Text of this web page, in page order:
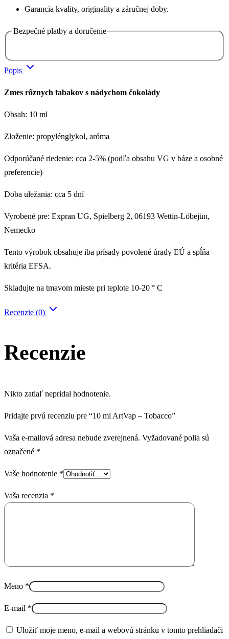
Garancia kvality, originality a záručnej doby.
Bezpečné platby a doručenie
Popis
Zmes rôznych tabakov s nádychom čokolády
Obsah: 10 ml
Zloženie: propylénglykol, aróma
Odporúčané riedenie: cca 2-5% (podľa obsahu VG v báze a osobné
preferencie)
Doba uležania: cca 5 dní
Vyrobené pre: Expran UG, Spielberg 2, 06193 Wettin-Löbejün,
Nemecko
Tento výrobok obsahuje iba prísady povolené úrady EÚ a spĺňa
kritéria EFSA.
Skladujte na tmavom mieste pri teplote 10-20 ° C
Recenzie (0)
Recenzie
Nikto zatiaľ nepridal hodnotenie.
Pridajte prvú recenziu pre “10 ml ArtVap – Tobacco”
Vaša e-mailová adresa nebude zverejnená. Vyžadované polia sú
označené *
Vaše hodnotenie *
Vaša recenzia *
Meno *
E-mail *
Uložiť moje meno, e-mail a webovú stránku v tomto prehliadači